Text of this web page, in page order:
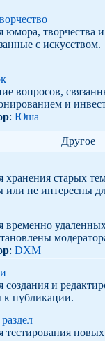
юмора, творчества
с искусством.
вопросов,
и
: Юша
Другое
хранения старых
или не интересны
временно
: DXM
создания и
к публикации.
тестирования